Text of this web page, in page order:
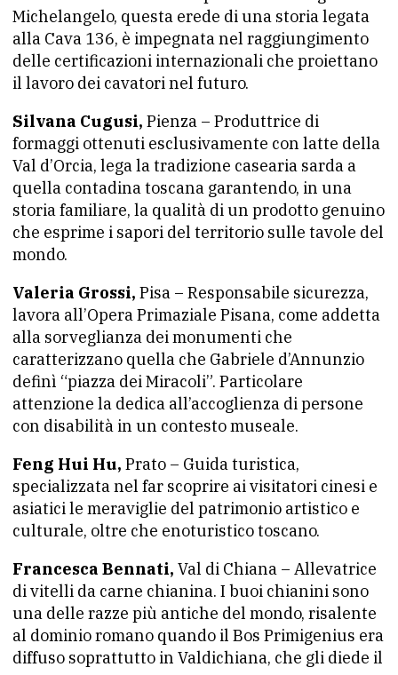
Michelangelo, questa erede di una storia legata
alla Cava 136, è impegnata nel raggiungimento
delle certificazioni internazionali che proiettano
il lavoro dei cavatori nel futuro.
Silvana Cugusi, Pienza – Produttrice di
formaggi ottenuti esclusivamente con latte della
Val d’Orcia, lega la tradizione casearia sarda a
quella contadina toscana garantendo, in una
storia familiare, la qualità di un prodotto genuino
che esprime i sapori del territorio sulle tavole del
mondo.
Valeria Grossi, Pisa – Responsabile sicurezza,
lavora all’Opera Primaziale Pisana, come addetta
alla sorveglianza dei monumenti che
caratterizzano quella che Gabriele d’Annunzio
definì “piazza dei Miracoli”. Particolare
attenzione la dedica all’accoglienza di persone
con disabilità in un contesto museale.
Feng Hui Hu, Prato – Guida turistica,
specializzata nel far scoprire ai visitatori cinesi e
asiatici le meraviglie del patrimonio artistico e
culturale, oltre che enoturistico toscano.
Francesca Bennati, Val di Chiana – Allevatrice
di vitelli da carne chianina. I buoi chianini sono
una delle razze più antiche del mondo, risalente
al dominio romano quando il Bos Primigenius era
diffuso soprattutto in Valdichiana, che gli diede il